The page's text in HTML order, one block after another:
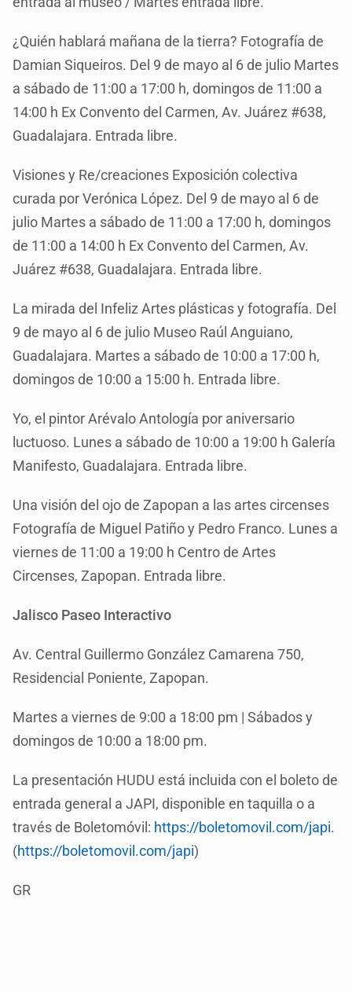
¿Quién hablará mañana de la tierra? Fotografía de
Damian Siqueiros. Del 9 de mayo al 6 de julio Martes
a sábado de 11:00 a 17:00 h, domingos de 11:00 a
14:00 h Ex Convento del Carmen, Av. Juárez #638,
Guadalajara. Entrada libre.
Visiones y Re/creaciones Exposición colectiva
curada por Verónica López. Del 9 de mayo al 6 de
julio Martes a sábado de 11:00 a 17:00 h, domingos
de 11:00 a 14:00 h Ex Convento del Carmen, Av.
Juárez #638, Guadalajara. Entrada libre.
La mirada del Infeliz Artes plásticas y fotografía. Del
9 de mayo al 6 de julio Museo Raúl Anguiano,
Guadalajara. Martes a sábado de 10:00 a 17:00 h,
domingos de 10:00 a 15:00 h. Entrada libre.
Yo, el pintor Arévalo Antología por aniversario
luctuoso. Lunes a sábado de 10:00 a 19:00 h Galería
Manifesto, Guadalajara. Entrada libre.
Una visión del ojo de Zapopan a las artes circenses
Fotografía de Miguel Patiño y Pedro Franco. Lunes a
viernes de 11:00 a 19:00 h Centro de Artes
Circenses, Zapopan. Entrada libre.
Jalisco Paseo Interactivo
Av. Central Guillermo González Camarena 750,
Residencial Poniente, Zapopan.
Martes a viernes de 9:00 a 18:00 pm | Sábados y
domingos de 10:00 a 18:00 pm.
La presentación HUDU está incluida con el boleto de
entrada general a JAPI, disponible en taquilla o a
través de Boletomóvil: https://boletomovil.com/japi.
(https://boletomovil.com/japi)
GR